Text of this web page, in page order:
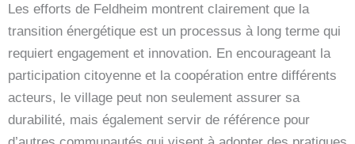
Les efforts de Feldheim montrent clairement que la
transition énergétique est un processus à long terme qui
requiert engagement et innovation. En encourageant la
participation citoyenne et la coopération entre différents
acteurs, le village peut non seulement assurer sa
durabilité, mais également servir de référence pour